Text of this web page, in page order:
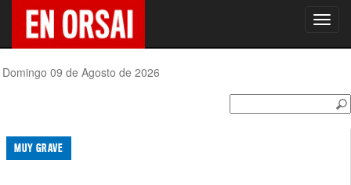
Domingo 09 de Agosto de 2026
MUY GRAVE